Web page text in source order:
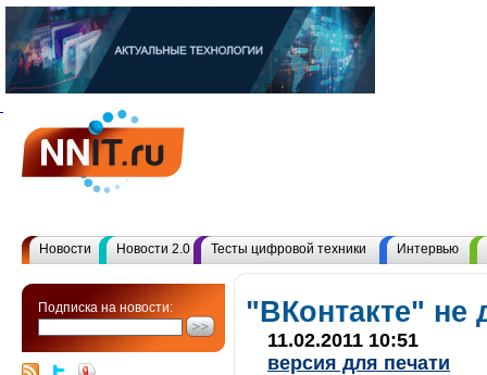
Новости Новости 2.0 Тесты цифровой техники Интервью
Подписка на новости: "ВКонтакте" не
11.02.2011 10:51
версия для печати